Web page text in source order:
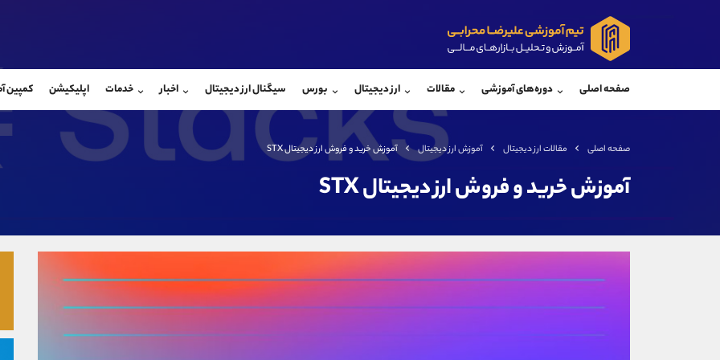
صفحه اصلی دوره‌های آموزشی مقالات ارز دیجیتال بورس سیگنال ارز دیجیتال اخبار خدمات اپلیکیشن کمپین
صفحه اصلی مقالات ارز دیجیتال آموزش ارز دیجیتال آموزش خرید و فروش ارز دیجیتال STX
آموزش خرید و فروش ارز دیجیتال STX
@Armteam_admin_por
واتساپ شروع گفتگو
تلگرام @Armteam_admin_103
داخلی 103
شروع
داخلی
تلفن
کانال تلگرام
کانال بله